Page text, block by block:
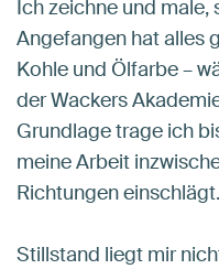
Ich zeichne und male,
Angefangen hat alles
Kohle und Ölfarbe –
der Wackers
Grundlage trage ich
meine Arbeit
Richtungen einschlägt.
Stillstand liegt mir